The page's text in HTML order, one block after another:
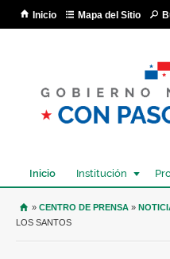
Inicio Mapa del Sitio
Inicio Institución
USTED SE
» CENTRO DE PRENSA »
LOS SANTOS